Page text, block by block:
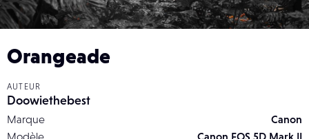
Orangeade
AUTEUR
Doowiethebest
Marque
Canon
Modèle
Canon EOS 5D Mark II